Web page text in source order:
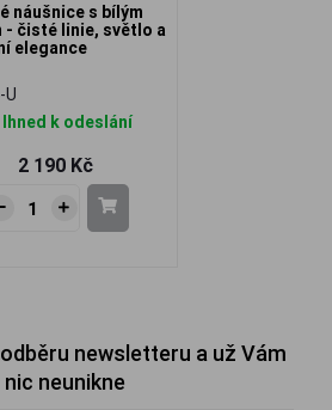
náušnice s bílým
- čisté linie, světlo a
elegance
U
Ihned k odeslání
2 190 Kč
newsletteru a už Vám
nic neunikne